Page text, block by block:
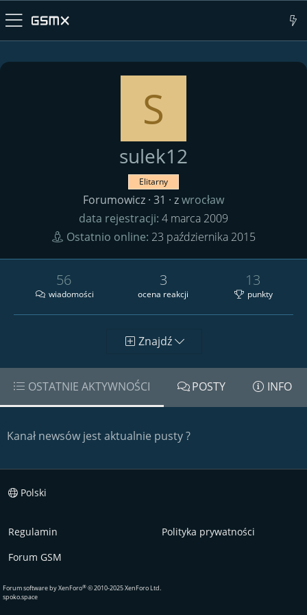
S
sulek12
Elitarny
Forumowicz · 31 · zwrocław
data rejestracji 4 marca 2009
Ostatnio online 23 października 2015
wiadomości
56
ocena reakcji
3
punkty
13
Znajdź
OSTATNIE AKTYWNOŚCI POSTY INFO
Kanał newsów jest aktualnie pusty ?
Polski
Regulamin
Polityka prywatności
Forum GSM
Forum software by XenForo® © 2010-2025 XenForo Ltd.
spoko.space